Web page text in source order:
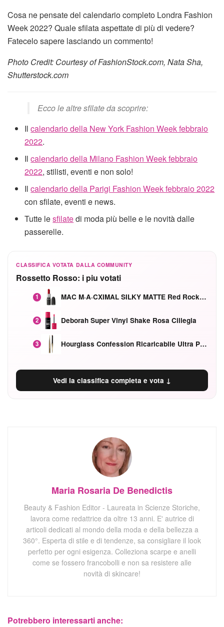
Cosa ne pensate del calendario completo Londra Fashion
Week 2022? Quale sfilata aspettate di più di vedere?
Fatecelo sapere lasciando un commento!
Photo Credit: Courtesy of FashionStock.com, Nata Sha,
Shutterstock.com
Ecco le altre sfilate da scoprire:
Ilcalendario della New York Fashion Week febbraio
2022.
Ilcalendario della Milano Fashion Week febbraio
2022, stilisti, eventi e non solo!
Ilcalendario della Parigi Fashion Week febbraio 2022
con sfilate, eventi e news.
Tutte lesfilatedi moda più belle e le novità dalle
passerelle.
CLASSIFICA VOTATA DALLA COMMUNITY
Rossetto Rosso: i piu votati
1 MAC M·A·CXIMAL SILKY MATTE Red Rock mat
2 Deborah Super Vinyl Shake Rosa Ciliegia
3 Hourglass Confession Ricaricabile Ultra Preciso Ad Alta Intensità Secretly Classic Red
Vedi la classifica completa e vota ↓
Maria Rosaria De Benedictis
Beauty & Fashion Editor - Laureata in Scienze Storiche,
lavora come redattrice da oltre 13 anni. E' autrice di
articoli dedicati al mondo della moda e della bellezza a
360°. Esperta di stile e di tendenze, sa consigliare il look
perfetto per ogni esigenza. Colleziona scarpe e anelli
come se fossero francobolli e non sa resistere alle
novità di skincare!
Potrebbero interessarti anche: